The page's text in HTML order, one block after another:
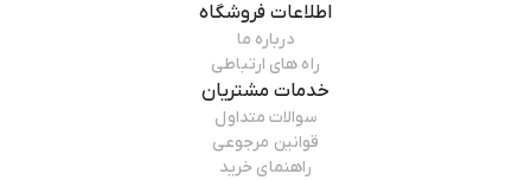
اطلاعات فروشگاه
درباره ما
راه های ارتباطی
خدمات مشتریان
سوالات متداول
قوانین مرجوعی
راهنمای خرید